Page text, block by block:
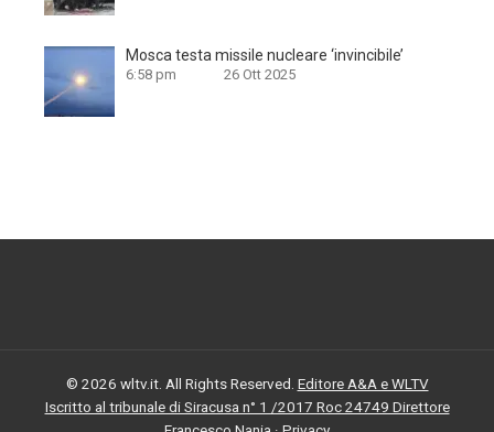
Mosca testa missile nucleare ‘invincibile’
6:58 pm 26 Ott 2025
© 2026 wltv.it. All Rights Reserved. Editore A&A e WLTV
Iscritto al tribunale di Siracusa n° 1 /2017 Roc 24749 Direttore